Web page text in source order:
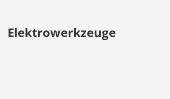
Elektrowerkzeuge